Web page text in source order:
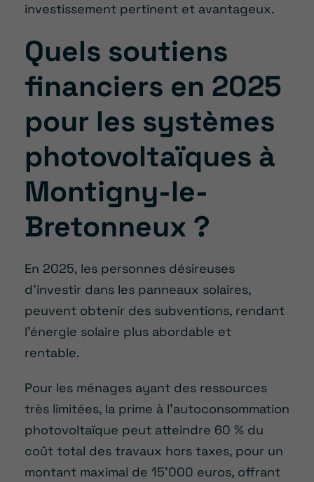
investissement pertinent et avantageux.
Quels soutiens
financiers en 2025
pour les systèmes
photovoltaïques à
Montigny-le-
Bretonneux ?
En 2025, les personnes désireuses
d’investir dans les panneaux solaires,
peuvent obtenir des subventions, rendant
l’énergie solaire plus abordable et
rentable.
Pour les ménages ayant des ressources
très limitées, la prime à l’autoconsommation
photovoltaïque peut atteindre 60 % du
coût total des travaux hors taxes, pour un
montant maximal de 15’000 euros, offrant